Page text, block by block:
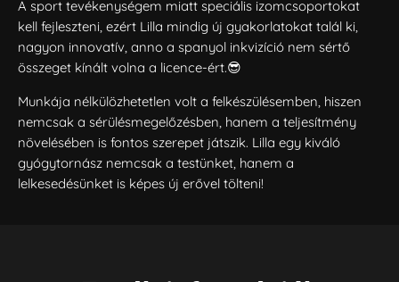
A sport tevékenységem miatt speciális izomcsoportokat
kell fejleszteni, ezért Lilla mindig új gyakorlatokat talál ki,
nagyon innovatív, anno a spanyol inkvizíció nem sértő
összeget kínált volna a licence-ért.😎
Munkája nélkülözhetetlen volt a felkészülésemben, hiszen
nemcsak a sérülésmegelőzésben, hanem a teljesítmény
növelésében is fontos szerepet játszik. Lilla egy kiváló
gyógytornász nemcsak a testünket, hanem a
lelkesedésünket is képes új erővel tölteni!